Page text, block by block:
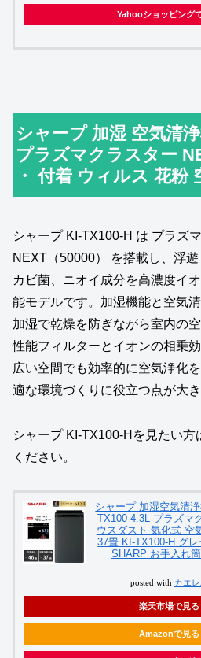
Yahooショッピング
シャープ 加湿 空気清
プラズマクラスター
・ 付着 ウィルス 花粉
シャープ KI-TX100-H は プラズ
NEXT（50000） を搭載し、浮遊
カビ菌、ニオイ成分を高濃度イ
能モデルです。加湿機能と空気
加湿で乾燥を防ぎながら室内の
性能フィルターとイオンの相乗
広い空間でも効率的に空気浄化
適な環境づくりに役立つ点が大き
シャープ KI-TX100-Hを見たい方
ください。
シャープ 加湿空気清
TX100 4.3L プラズマ
ウスダスト 気化式 空
37畳 KI-TX100-H グ
SHARP お手入れ
posted with カエ
楽天市場で見る
Amazonで見る